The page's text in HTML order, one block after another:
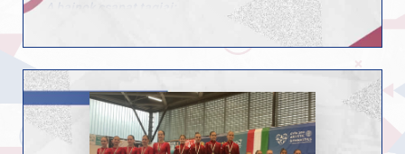
Zoller-Delbó Zorka
Herenkovics Rozália
Szívből gratulálunk a lányoknak a szép teljesítményhez